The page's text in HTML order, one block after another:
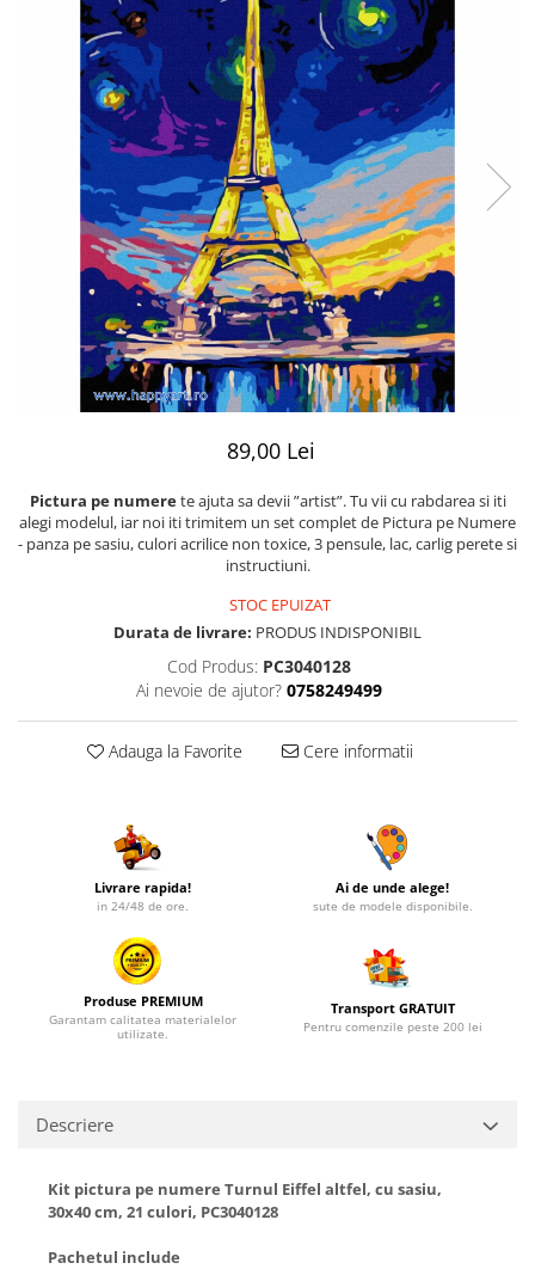
89,00 Lei
Pictura pe numerete ajuta sa devii ”artist”. Tu vii cu rabdarea si iti
alegi modelul, iar noi iti trimitem un set complet de Pictura pe Numere
- panza pe sasiu, culori acrilice non toxice, 3 pensule, lac, carlig perete si
instructiuni.
STOC EPUIZAT
Durata de livrare: PRODUS INDISPONIBIL
Cod Produs: PC3040128
Ai nevoie de ajutor? 0758249499
Adauga la Favorite Cere informatii
Livrare rapida!
in 24/48 de ore.
Ai de unde alege!
sute de modele disponibile.
Produse PREMIUM
Garantam calitatea materialelor
utilizate.
Transport GRATUIT
Pentru comenzile peste 200 lei
Descriere
Kit pictura pe numere Turnul Eiffel altfel, cu sasiu,
30x40 cm, 21 culori, PC3040128
Pachetul include